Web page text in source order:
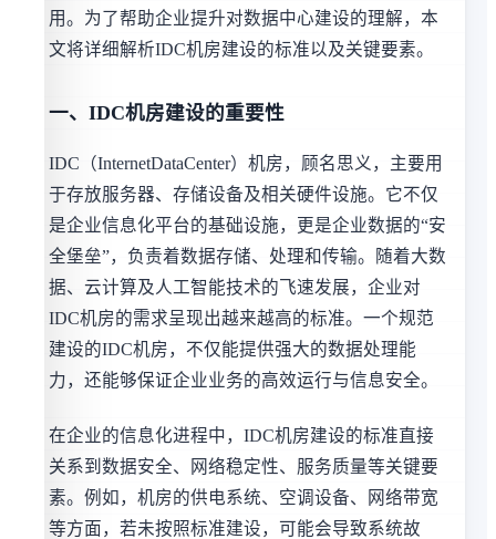
用。为了帮助企业提升对数据中心建设的理解，本
文将详细解析IDC机房建设的标准以及关键要素。
一、IDC机房建设的重要性
IDC（InternetDataCenter）机房，顾名思义，主要用
于存放服务器、存储设备及相关硬件设施。它不仅
是企业信息化平台的基础设施，更是企业数据的“安
全堡垒”，负责着数据存储、处理和传输。随着大数
据、云计算及人工智能技术的飞速发展，企业对
IDC机房的需求呈现出越来越高的标准。一个规范
建设的IDC机房，不仅能提供强大的数据处理能
力，还能够保证企业业务的高效运行与信息安全。
在企业的信息化进程中，IDC机房建设的标准直接
关系到数据安全、网络稳定性、服务质量等关键要
素。例如，机房的供电系统、空调设备、网络带宽
等方面，若未按照标准建设，可能会导致系统故